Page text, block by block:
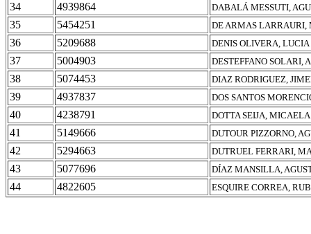
34 4939864 DABALÁ MESSUTI,
35 5454251 DE ARMAS LARRAURI,
36 5209688 DENIS OLIVERA,
37 5004903 DESTEFFANO SOLARI,
38 5074453 DIAZ RODRIGUEZ,
39 4937837 DOS SANTOS
40 4238791 DOTTA SEIJA, MICAELA
41 5149666 DUTOUR PIZZORNO,
42 5294663 DUTRUEL FERRARI,
43 5077696 DÍAZ MANSILLA,
44 4822605 ESQUIRE CORREA,